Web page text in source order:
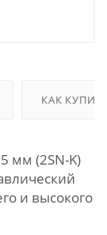
КАК
мм (2SN-K)
и высокого